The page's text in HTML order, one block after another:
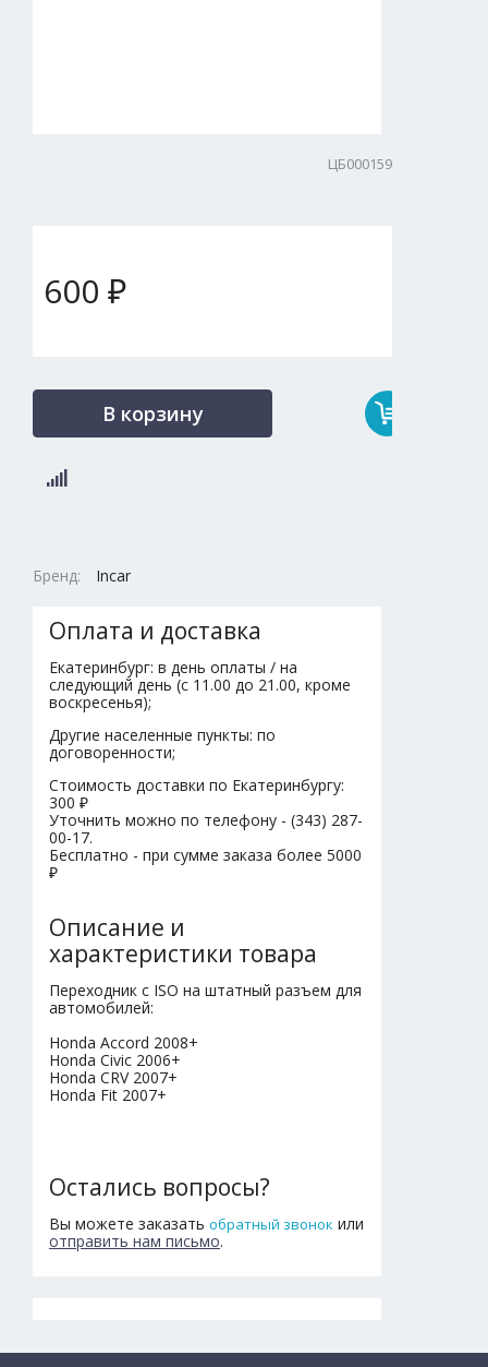
ЦБ000159
600 ₽
В корзину
Бренд: Incar
Оплата и доставка
Екатеринбург: в день оплаты / на
следующий день (с 11.00 до 21.00, кроме
воскресенья);
Другие населенные пункты: по
договоренности;
Стоимость доставки по Екатеринбургу:
300 ₽
Уточнить можно по телефону - (343) 287-
00-17.
Бесплатно - при сумме заказа более 5000
₽
Описание и
характеристики товара
Переходник с ISO на штатный разъем для
автомобилей:
Honda Accord 2008+
Honda Civic 2006+
Honda CRV 2007+
Honda Fit 2007+
Остались вопросы?
Вы можете заказать обратный звонок или
отправить нам письмо.